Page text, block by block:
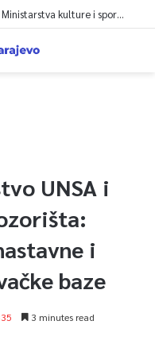
Bh. plivačica Iman Avdić uz podršku Ministarstva kulture i sporta KS kreće na Evropsko prvenstvo i Mediteranske igre
UNSA i
i
baze
3 minutes read